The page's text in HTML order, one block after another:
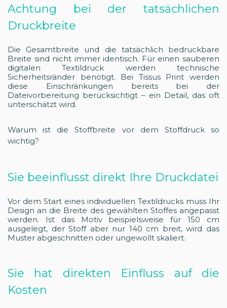
Achtung bei der tatsächlichen
Druckbreite
Die Gesamtbreite und die tatsächlich bedruckbare
Breite sind nicht immer identisch. Für einen sauberen
digitalen Textildruck werden technische
Sicherheitsränder benötigt. Bei Tissus Print werden
diese Einschränkungen bereits bei der
Dateivorbereitung berücksichtigt – ein Detail, das oft
unterschätzt wird.
Warum ist die Stoffbreite vor dem Stoffdruck so
wichtig?
Sie beeinflusst direkt Ihre Druckdatei
Vor dem Start eines individuellen Textildrucks muss Ihr
Design an die Breite des gewählten Stoffes angepasst
werden. Ist das Motiv beispielsweise für 150 cm
ausgelegt, der Stoff aber nur 140 cm breit, wird das
Muster abgeschnitten oder ungewollt skaliert.
Sie hat direkten Einfluss auf die
Kosten